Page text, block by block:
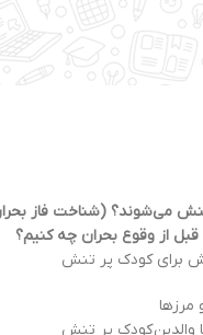
می‌شوند؟ (شناخت فاز
قبل از وقوع بحران چه کنیم؟